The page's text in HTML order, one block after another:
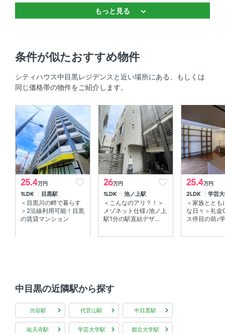
独立洗面台 、 温水洗浄便座 、 バストイレ別 、 浴室乾燥
セキュリティ
オートロック 、 オートロック 、 ＴＶモニタ付きインター
ホン 、 防犯カメラ
室内設備
室内洗濯機置場 、 エアコン 、 床暖房
部屋の特徴
バルコニー 、 南向き 、 ウォークインクローゼット
もっと見る
条件が似たおすすめ物件
シティハウス中目黒レジデンスと近い場所にある、もしくは
同じ価格帯の物件をご紹介します。
25.4万円
1LDK 目黒駅
＜目黒川の畔で暮らす
＞2沿線利用可能！目黒
の賃貸マンション
26万円
1LDK 池ノ上駅
＜こんなのアリ？！＞
メゾネット仕様♪池ノ上
駅1分の駅直結デザ...
25.4万円
2LDK 学芸
＜家族ととも
な日々＞礼金
ス停目の前♪
中目黒の近隣駅から探す
渋谷駅 代官山駅 中目黒駅
祐天寺駅 学芸大学駅 都立大学駅